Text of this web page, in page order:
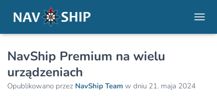
NavShip Premium na wielu
urządzeniach
Opublikowano przez NavShip Team w dniu 21. maja 2024